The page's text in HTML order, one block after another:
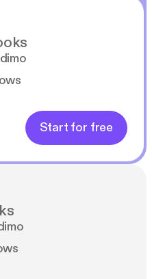
Hans
vidt og afslører det
viden. Tillige
Hans
og litteratur er
og Det umage par: Ole
men dannet og
og velorienteret i
Start for free